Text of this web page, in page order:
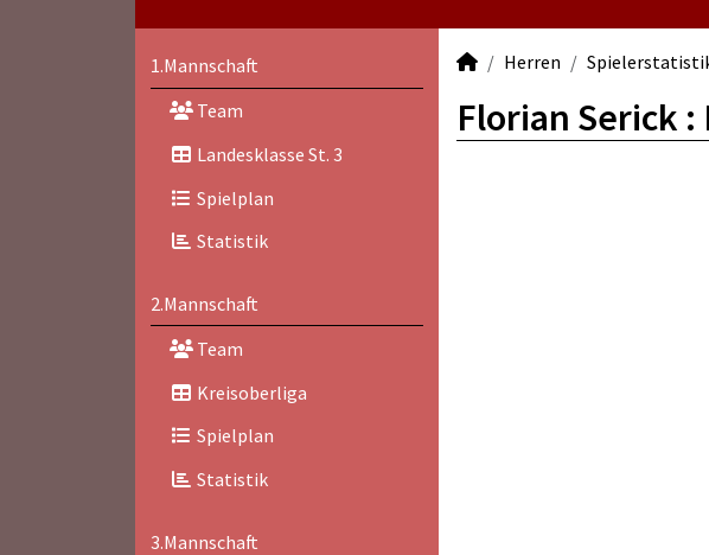
1.Mannschaft
Team
Landesklasse St. 3
Spielplan
Statistik
2.Mannschaft
Team
Kreisoberliga
Spielplan
Statistik
3.Mannschaft
Herren
Florian Serick